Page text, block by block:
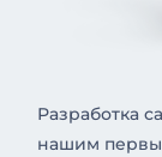
Разработка
нашим